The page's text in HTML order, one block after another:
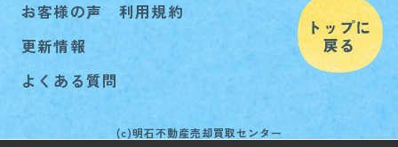
お客様の声
更新情報
よくある質問
利用規約
(c)明石不動産売却買取センター